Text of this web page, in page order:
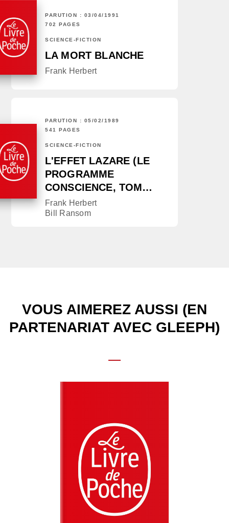
PARUTION : 03/04/1991
702 PAGES
SCIENCE-FICTION
LA MORT BLANCHE
Frank Herbert
PARUTION : 05/02/1989
541 PAGES
SCIENCE-FICTION
L'EFFET LAZARE (LE
PROGRAMME
CONSCIENCE, TOM…
Frank Herbert
Bill Ransom
VOUS AIMEREZ AUSSI (EN
PARTENARIAT AVEC GLEEPH)